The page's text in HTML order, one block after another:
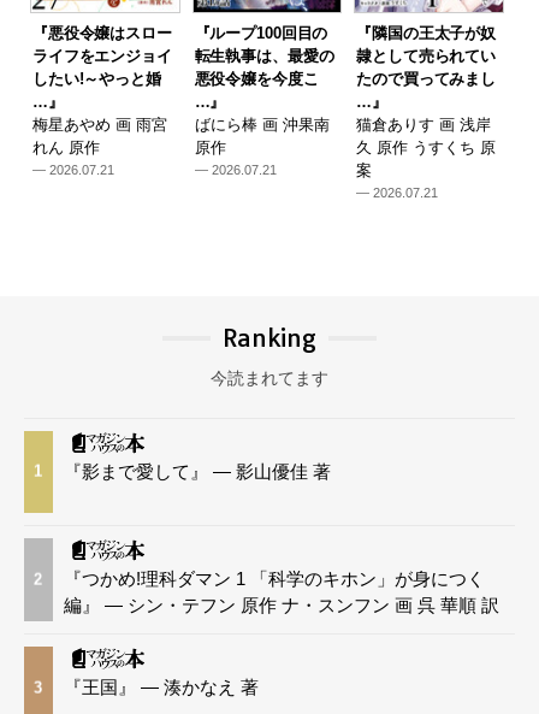
『悪役令嬢はスロー
ライフをエンジョイ
したい!～やっと婚
…』
梅星あやめ 画 雨宮
れん 原作
— 2026.07.21
『ループ100回目の
転生執事は、最愛の
悪役令嬢を今度こ
…』
ばにら棒 画 沖果南
原作
— 2026.07.21
『隣国の王太子が奴
隷として売られてい
たので買ってみまし
…』
猫倉ありす 画 浅岸
久 原作 うすくち 原
案
— 2026.07.21
Ranking
今読まれてます
1 『影まで愛して』 — 影山優佳 著
2
『つかめ!理科ダマン 1 「科学のキホン」が身につく
編』 — シン・テフン 原作 ナ・スンフン 画 呉 華順 訳
3 『王国』 — 湊かなえ 著